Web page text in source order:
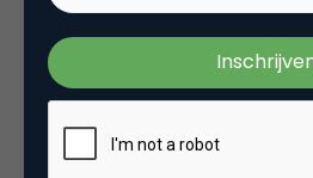
hoog in autoverzekeringen
in andere markten (vgl.
creditcards of sparen).
rendmenten helemaal eens,
stijgende